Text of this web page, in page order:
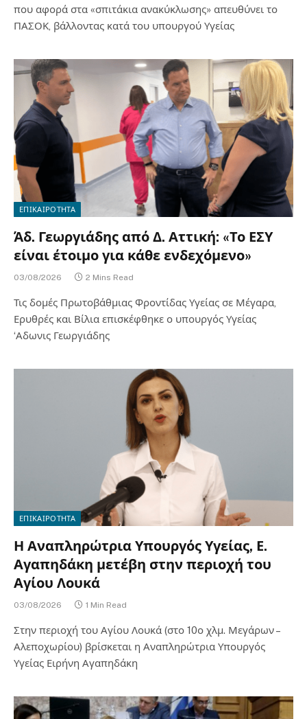
που αφορά στα «σπιτάκια ανακύκλωσης» απευθύνει το
ΠΑΣΟΚ, βάλλοντας κατά του υπουργού Υγείας
ΕΠΙΚΑΙΡΟΤΗΤΑ
Άδ. Γεωργιάδης από Δ. Αττική: «Το ΕΣΥ
είναι έτοιμο για κάθε ενδεχόμενο»
03/08/2026 2 Mins Read
Τις δομές Πρωτοβάθμιας Φροντίδας Υγείας σε Μέγαρα,
Ερυθρές και Βίλια επισκέφθηκε ο υπουργός Υγείας
‘Αδωνις Γεωργιάδης
ΕΠΙΚΑΙΡΟΤΗΤΑ
Η Αναπληρώτρια Υπουργός Υγείας, Ε.
Αγαπηδάκη μετέβη στην περιοχή του
Αγίου Λουκά
03/08/2026 1 Min Read
Στην περιοχή του Αγίου Λουκά (στο 10ο χλμ. Μεγάρων –
Αλεποχωρίου) βρίσκεται η Αναπληρώτρια Υπουργός
Υγείας Ειρήνη Αγαπηδάκη